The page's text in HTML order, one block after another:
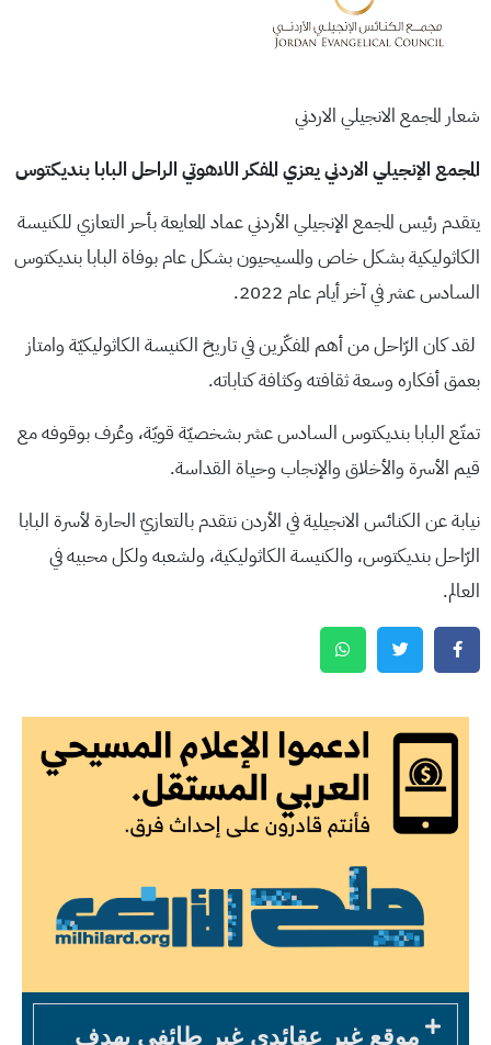
شعار المجمع الانجيلي الاردني
المجمع الإنجيلي الاردني يعزي المفكر اللاهوتي الراحل البابا بنديكتوس
يتقدم رئيس المجمع الإنجيلي الأردني عماد المعايعة بأحر التعازي للكنيسة
الكاثوليكية بشكل خاص والمسيحيون بشكل عام بوفاة البابا بنديكتوس
السادس عشر في آخر أيام عام 2022.
لقد كان الرّاحل من أهم المفكّرين في تاريخ الكنيسة الكاثوليكيّة وامتاز
بعمق أفكاره وسعة ثقافته وكثافة كتاباته.
تمتّع البابا بنديكتوس السادس عشر بشخصيّة قويّة، وعُرف بوقوفه مع
قيم الأسرة والأخلاق والإنجاب وحياة القداسة.
نيابة عن الكنائس الانجيلية في الأردن نتقدم بالتعازيّ الحارة لأسرة البابا
الرّاحل بنديكتوس، والكنيسة الكاثوليكية، ولشعبه ولكل محبيه في
العالم.
موقع غير عقائدي غير طائفي يهدف